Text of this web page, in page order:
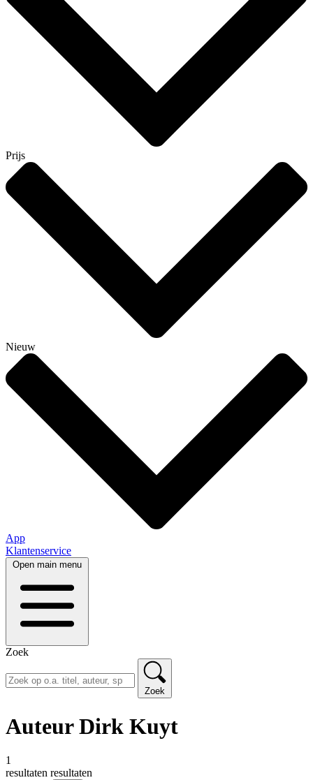
Prijs
Nieuw
App
Klantenservice
Open main menu
Zoek
Zoek
Auteur Dirk Kuyt
1
resultaten resultaten